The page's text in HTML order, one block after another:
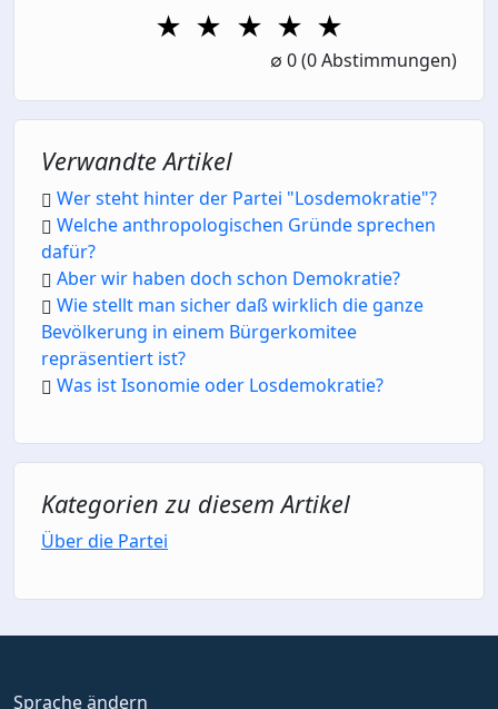
★ ★
2 Stars
★
3 Stars
★
4 Stars
★
5 Stars
∅ 0(0 Abstimmungen)
Verwandte Artikel
Wer steht hinter der Partei "Losdemokratie"?
Welche anthropologischen Gründe sprechen
dafür?
Aber wir haben doch schon Demokratie?
Wie stellt man sicher daß wirklich die ganze
Bevölkerung in einem Bürgerkomitee
repräsentiert ist?
Was ist Isonomie oder Losdemokratie?
Kategorien zu diesem Artikel
Über die Partei
Sprache ändern